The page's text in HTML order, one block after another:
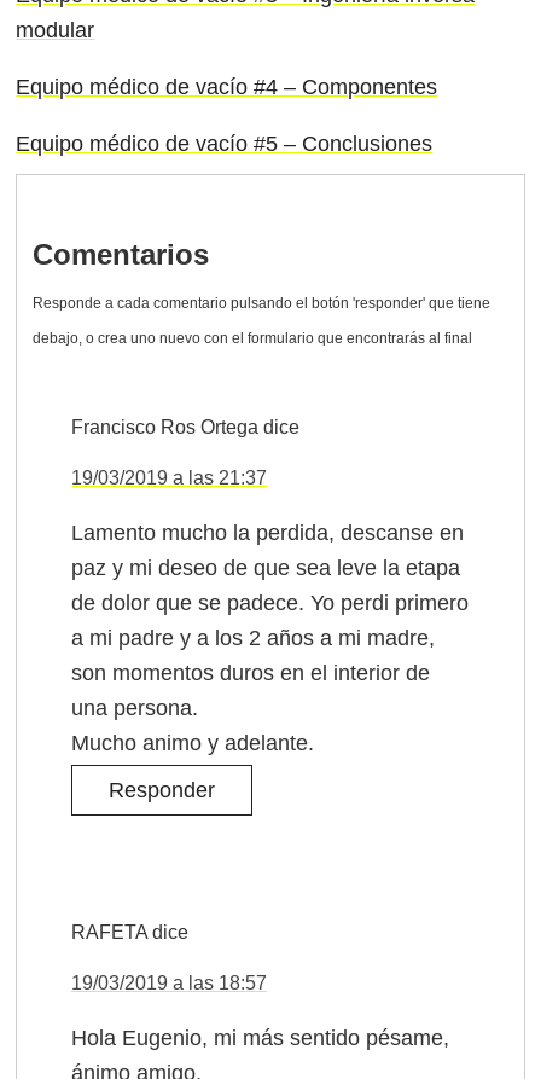
modular
Equipo médico de vacío #4 – Componentes
Equipo médico de vacío #5 – Conclusiones
Comentarios
Francisco Ros Ortega dice
19/03/2019 a las 21:37
Lamento mucho la perdida, descanse en
paz y mi deseo de que sea leve la etapa
de dolor que se padece. Yo perdi primero
a mi padre y a los 2 años a mi madre,
son momentos duros en el interior de
una persona.
Mucho animo y adelante.
Responder
RAFETA dice
19/03/2019 a las 18:57
Hola Eugenio, mi más sentido pésame,
ánimo amigo,